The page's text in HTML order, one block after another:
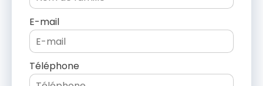
E-mail
Téléphone